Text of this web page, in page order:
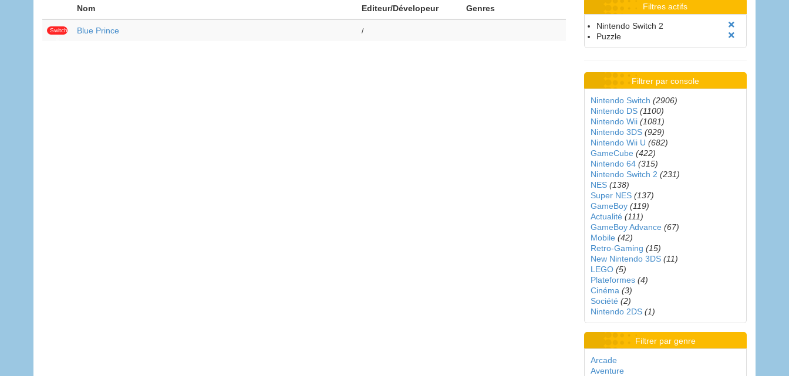
Nom Editeur/Dévelopeur Genres
Switch
Blue Prince /
Filtres actifs
Nintendo Switch 2
Puzzle
Filtrer par console
Nintendo Switch (2906)
Nintendo DS (1100)
Nintendo Wii (1081)
Nintendo 3DS (929)
Nintendo Wii U (682)
GameCube (422)
Nintendo 64 (315)
Nintendo Switch 2 (231)
NES (138)
Super NES (137)
GameBoy (119)
Actualité (111)
GameBoy Advance (67)
Mobile (42)
Retro-Gaming (15)
New Nintendo 3DS (11)
LEGO (5)
Plateformes (4)
Cinéma (3)
Société (2)
Nintendo 2DS (1)
Filtrer par genre
Arcade
Aventure